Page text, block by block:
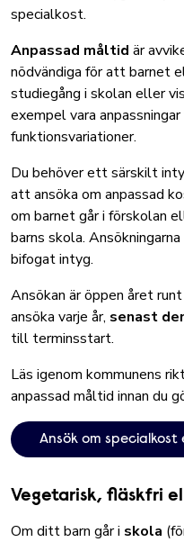
specialkost.
Anpassad måltid är
nödvändiga för att barnet
studiegång i skolan eller
exempel vara
funktionsvariationer.
Du behöver ett särskilt
att ansöka om anpassad
om barnet går i förskolan
barns skola.
bifogat intyg.
Ansökan är öppen året
ansöka varje år, senast
till terminsstart.
Läs igenom kommunens
anpassad måltid innan du
Ansök om
Vegetarisk, fläskfri
Om ditt barn går i skola